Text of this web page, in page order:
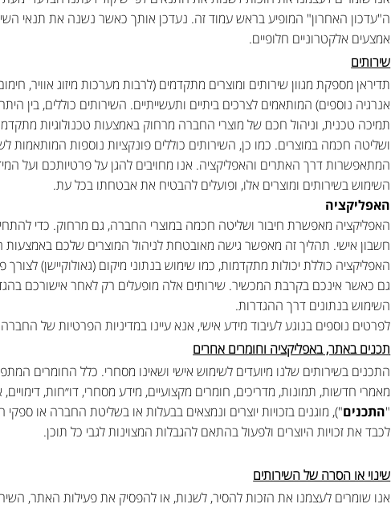
ה"עדכון האחרון" המופיע בראש עמוד זה. נעדכן אותך כאשר נשנה את תנאי
אמצעים אלקטרוניים חלופיים.
שירותים
תדיראן מספקת מגוון שירותים ומוצרים מתקדמים (לרבות מערכות מיזוג אוויר,
אנרגיה נוספים) המותאמים לצרכים ביתיים ותעשייתיים. השירותים כוללים, בין
ושליטה חכמה במוצרים. כמו כן, השירותים כוללים פונקציות נוספות המותאמות
המתאפשרות דרך האתרים והאפליקציה. אנו מחויבים להגן על פרטיותכם ועל
השימוש בשירותים ומוצרים אלו, ופועלים להבטיח את אבטחתו בכל עת.
האפליקציה
האפליקציה מאפשרת חיבור ושליטה חכמה במוצרי החברה, גם מרחוק. כדי
חשבון אישי. תהליך זה מאפשר גישה מאובטחת לניהול המוצרים שלכם באמצעות
האפליקציה כוללת יכולות מתקדמות, כמו שימוש בנתוני מיקום (גאולוקיישן) לצורך
גם כאשר אינכם בקרבת המכשיר. שירותים אלה מופעלים רק לאחר אישורכם
השימוש בנתונים דרך ההגדרות.
לפרטים נוספים בנוגע לעיבוד מידע אישי, אנא עיינו במדיניות הפרטיות של
תכנים באתר, באפליקציה וחומרים אחרים
התכנים בשירותים שלנו מיועדים לשימוש אישי ושאינו מסחרי. כלל החומרים
מאמרי חדשות, תמונות, מדריכים, חומרים מקצועיים, מידע מסחרי, דו״חות, דימויים,
"התכנים"), מוגנים בזכויות יוצרים ונמצאים בבעלות או בשליטת החברה או
לכבד את זכויות היוצרים ולפעול בהתאם להגבלות המצוינות לגבי כל תוכן.
שינוי או הסרה של השירותים
אנו שומרים לעצמנו את הזכות להסיר, לשנות, או להפסיק את פעילות האתר,